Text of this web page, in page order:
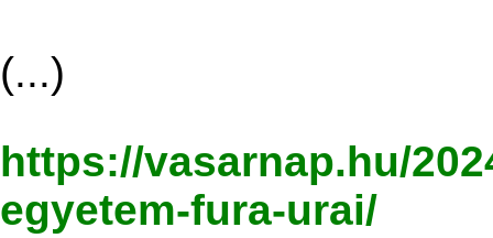
(...)
https://vasarnap.hu/
egyetem-fura-urai/